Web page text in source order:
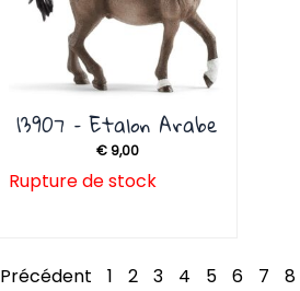
13907 – Etalon Arabe
€9,00
Rupture de stock
Précédent 1 2 3 4 5 6 7 8